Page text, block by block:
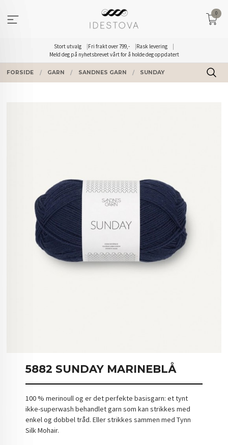
innholdet
Stort utvalg Fri frakt over 799,-
Rask levering
Meld deg på nyhetsbrevet vårt for å holde deg oppdatert
0
FORSIDE GARN SANDNES GARN SUNDAY
5882 SUNDAY MARINEBLÅ
100 % merinoull og er det perfekte basisgarn: et tynt
ikke-superwash behandlet garn som kan strikkes med
enkel og dobbel tråd. Eller strikkes sammen med Tynn
Silk Mohair.